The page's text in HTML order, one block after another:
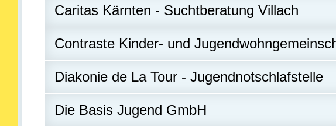
Caritas Kärnten - Suchtberatung Villach
Contraste Kinder- und
Diakonie de La Tour - Jugendnotschlafstelle
Die Basis Jugend GmbH